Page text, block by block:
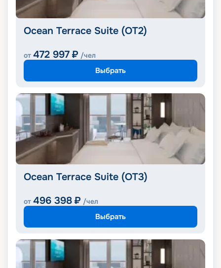
Ocean Terrace Suite (OT2)
от 472 997 ₽ /чел
Выбрать
Ocean Terrace Suite (OT3)
от 496 398 ₽ /чел
Выбрать